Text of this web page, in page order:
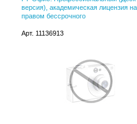
версия), академическая лицензия
правом бессрочного
Арт. 11136913